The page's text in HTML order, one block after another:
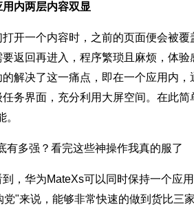
内两层内容双显
开一个内容时，之前的页面便会被
要返回再进入，程序繁琐且麻烦，体
解决了这一痛点，即在一个应用内
务界面，充分利用大屏空间。在此
，华为MateXs可以同时保持一个应
党"来说，能够非常快速的做到货比三